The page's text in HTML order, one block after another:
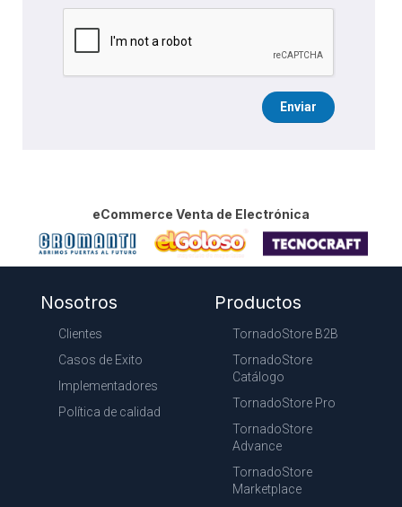
Enviar
eCommerce Venta de Electrónica
Nosotros
Clientes
Casos de Exito
Implementadores
Política de calidad
Productos
TornadoStore B2B
TornadoStore
Catálogo
TornadoStore Pro
TornadoStore
Advance
TornadoStore
Marketplace